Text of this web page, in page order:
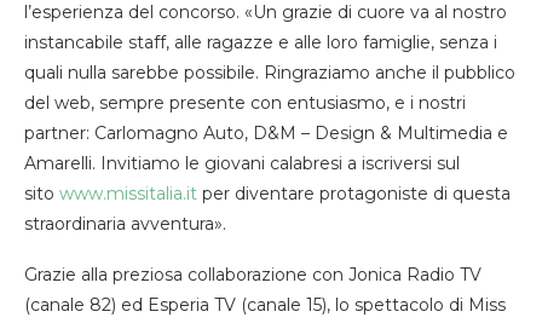
l’esperienza del concorso. «Un grazie di cuore va al nostro
instancabile staff, alle ragazze e alle loro famiglie, senza i
quali nulla sarebbe possibile. Ringraziamo anche il pubblico
del web, sempre presente con entusiasmo, e i nostri
partner: Carlomagno Auto, D&M – Design & Multimedia e
Amarelli. Invitiamo le giovani calabresi a iscriversi sul
sito www.missitalia.it per diventare protagoniste di questa
straordinaria avventura».
Grazie alla preziosa collaborazione con Jonica Radio TV
(canale 82) ed Esperia TV (canale 15), lo spettacolo di Miss